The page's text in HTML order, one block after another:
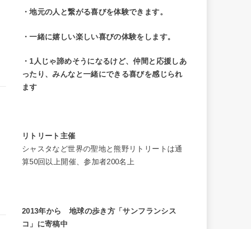
・地元の人と繋がる喜びを体験できます。
・一緒に嬉しい楽しい喜びの体験をします。
・1人じゃ諦めそうになるけど、仲間と応援しあ
ったり、みんなと一緒にできる喜びを感じられ
ます
リトリート主催
シャスタなど世界の聖地と熊野リトリートは通
算50回以上開催、参加者200名上
2013年から 地球の歩き方「サンフランシス
コ」に寄稿中